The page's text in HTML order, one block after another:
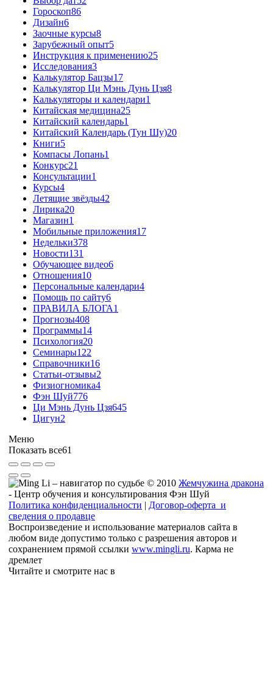
Гороскоп86
Дизайн6
Заочные курсы8
Зарубежный опыт5
Инструкция к применению25
Исследования3
Калькулятор Бацзы17
Калькулятор Ци Мэнь Дунь Цзя8
Калькуляторы и календари1
Китайская медицина25
Китайский календарь1
Китайский Календарь (Тун Шу)20
Книги5
Компасы Лопань1
Конкурс21
Консультации1
Курсы4
Летящие звёзды42
Лирика20
Магазин1
Мобильные приложения17
Недельки378
Новости131
Обучающее видео6
Отношения10
Персональные календари4
Помощь по сайту6
ПРАВИЛА БЛОГА1
Прогнозы408
Программы14
Психология20
Семинары122
Справочники16
Статьи-отзывы2
Физиогномика4
Фэн Шуй776
Ци Мэнь Дунь Цзя645
Цигун2
Меню
Показать все61
© 2010 Жемчужина дракона
- Центр обучения и консультирования Фэн Шуй
Политика конфиденциальности | Договор-оферта и
сведения о продавце
Воспроизведение и использование материалов сайта в
любом виде допустимо только с разрешения авторов и
сохранением прямой ссылки www.mingli.ru. Карма не
дремлет
Читайте и смотрите нас в